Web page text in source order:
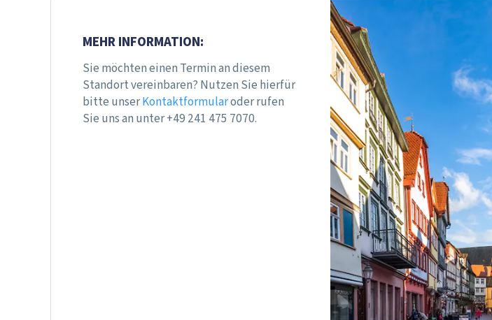
MEHR INFORMATION:
Sie möchten einen Termin an diesem
Standort vereinbaren? Nutzen Sie hierfür
bitte unserKontaktformularoder rufen
Sie uns an unter +49 241 475 7070.